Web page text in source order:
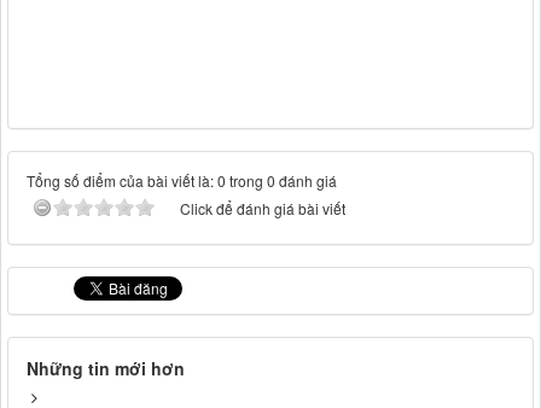
Tổng số điểm của bài viết là: 0 trong 0 đánh giá
Click để đánh giá bài viết
Những tin mới hơn